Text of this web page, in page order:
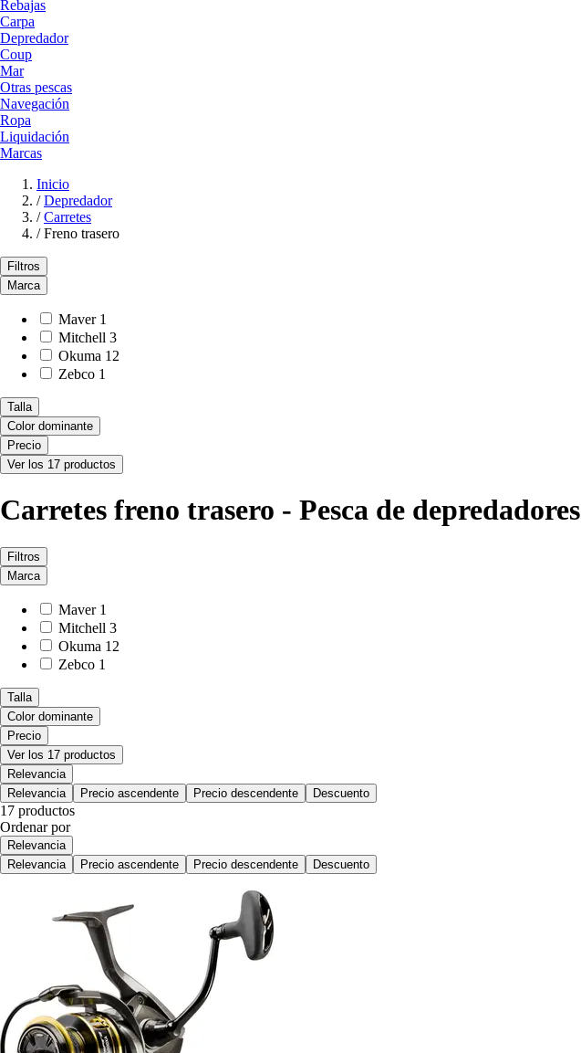
Rebajas
Carpa
Depredador
Coup
Mar
Otras pescas
Navegación
Ropa
Liquidación
Marcas
Inicio
/ Depredador
/ Carretes
/ Freno trasero
Filtros
Marca
Maver 1
Mitchell 3
Okuma 12
Zebco 1
Talla
Color dominante
Precio
Ver los 17 productos
Carretes freno trasero - Pesca de depredadores
Filtros
Marca
Maver 1
Mitchell 3
Okuma 12
Zebco 1
Talla
Color dominante
Precio
Ver los 17 productos
Relevancia
Relevancia
Precio ascendente Precio descendente Descuento
17 productos
Ordenar por
Relevancia
Relevancia
Precio ascendente Precio descendente Descuento